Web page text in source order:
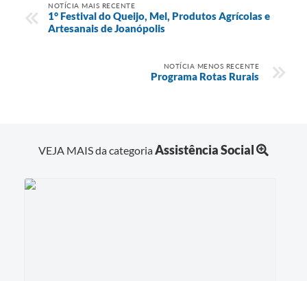
NOTÍCIA MAIS RECENTE
1° Festival do Queijo, Mel, Produtos Agrícolas e
Artesanais de Joanópolis
NOTÍCIA MENOS RECENTE
Programa Rotas Rurais
VEJA MAIS da categoriaAssistência Social